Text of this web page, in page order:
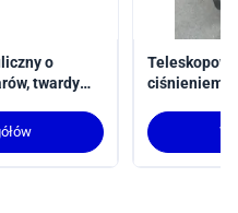
o
twardy
ciśnieniem
ramienia